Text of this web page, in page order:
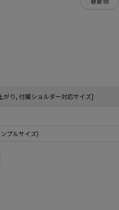
り, 付属ショルダー対応サイズ]
プルサイズ)